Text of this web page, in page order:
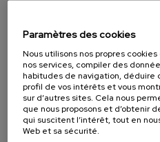
Objectifs de développement
07. SEP-07. SEP, 2026
desinformación
10 h. Espagnol Anglais .
...
À
Paramètres des cookies
Nous utilisons nos propres
nos services, compiler des
habitudes de navigation, déduire
profil de vos intérêts et vous
sur d’autres sites. Cela nous
que nous proposons et d’obtenir
qui suscitent l’intérêt, tout en
Web et sa sécurité.